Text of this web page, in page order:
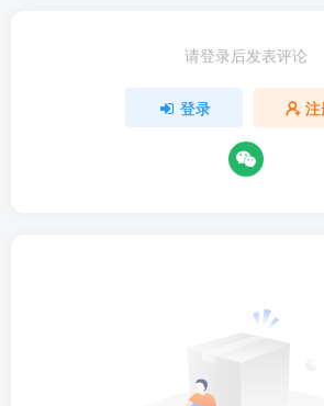
请登录后发表评论
登录